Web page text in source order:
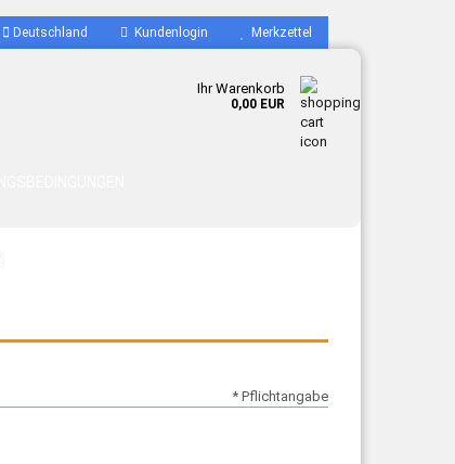
Deutschland Kundenlogin Merkzettel
Ihr Warenkorb
0,00 EUR
* Pflichtangabe